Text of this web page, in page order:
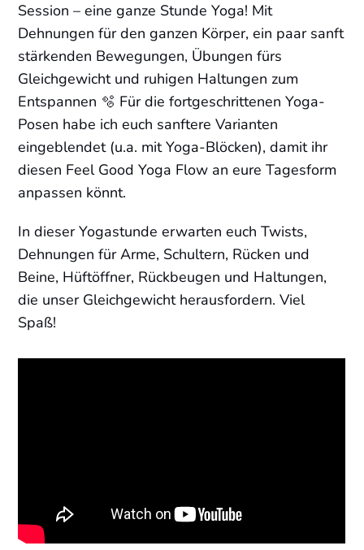
Session – eine ganze Stunde Yoga! Mit
Dehnungen für den ganzen Körper, ein paar sanft
stärkenden Bewegungen, Übungen fürs
Gleichgewicht und ruhigen Haltungen zum
Entspannen 🫧 Für die fortgeschrittenen Yoga-
Posen habe ich euch sanftere Varianten
eingeblendet (u.a. mit Yoga-Blöcken), damit ihr
diesen Feel Good Yoga Flow an eure Tagesform
anpassen könnt.
In dieser Yogastunde erwarten euch Twists,
Dehnungen für Arme, Schultern, Rücken und
Beine, Hüftöffner, Rückbeugen und Haltungen,
die unser Gleichgewicht herausfordern. Viel
Spaß!